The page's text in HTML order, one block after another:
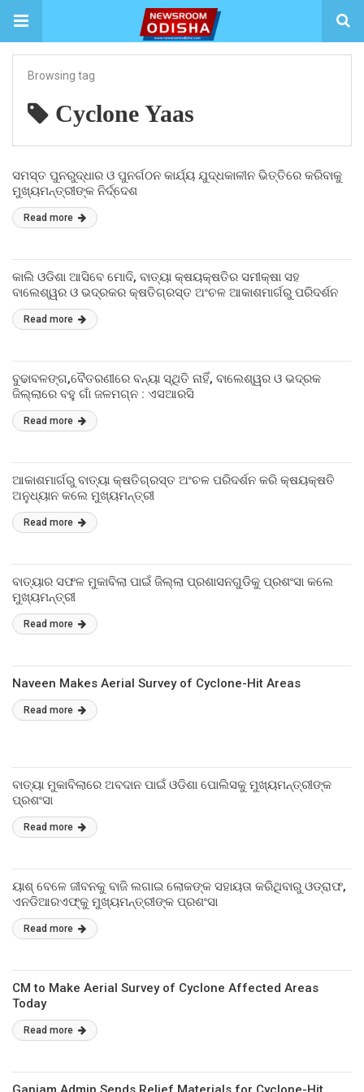
Browsing tag
Cyclone Yaas
ସମସ୍ତ ପୁନରୁଦ୍ଧାର ଓ ପୁନର୍ଗଠନ କାର୍ଯ୍ୟ ଯୁଦ୍ଧକାଳୀନ ଭିତ୍ତିରେ କରିବାକୁ
ମୁଖ୍ୟମନ୍ତ୍ରୀଙ୍କ ନିର୍ଦ୍ଦେଶ
Read more
କାଲି ଓଡିଶା ଆସିବେ ମୋଦି, ବାତ୍ୟା କ୍ଷୟକ୍ଷତିର ସମୀକ୍ଷା ସହ
ବାଲେଶ୍ୱର ଓ ଭଦ୍ରକର କ୍ଷତିଗ୍ରସ୍ତ ଅଂଚଳ ଆକାଶମାର୍ଗରୁ ପରିଦର୍ଶନ
Read more
ବୁଢାବଳଙ୍ଗ,ବୈତରଣୀରେ ବନ୍ୟା ସ୍ଥିତି ନାହିଁ, ବାଲେଶ୍ୱର ଓ ଭଦ୍ରକ
ଜିଲ୍ଲାରେ ବହୁ ଗାଁ ଜଳମଗ୍ନ : ଏସଆରସି
Read more
ଆକାଶମାର୍ଗରୁ ବାତ୍ୟା କ୍ଷତିଗ୍ରସ୍ତ ଅଂଚଳ ପରିଦର୍ଶନ କରି କ୍ଷୟକ୍ଷତି
ଅନୁଧ୍ୟାନ କଲେ ମୁଖ୍ୟମନ୍ତ୍ରୀ
Read more
ବାତ୍ୟାର ସଫଳ ମୁକାବିଲା ପାଇଁ ଜିଲ୍ଲା ପ୍ରଶାସନଗୁଡିକୁ ପ୍ରଶଂସା କଲେ
ମୁଖ୍ୟମନ୍ତ୍ରୀ
Read more
Naveen Makes Aerial Survey of Cyclone-Hit Areas
Read more
ବାତ୍ୟା ମୁକାବିଲାରେ ଅବଦାନ ପାଇଁ ଓଡିଶା ପୋଲିସକୁ ମୁଖ୍ୟମନ୍ତ୍ରୀଙ୍କ
ପ୍ରଶଂସା
Read more
ୟାଶ୍ ବେଳେ ଜୀବନକୁ ବାଜି ଲଗାଇ ଲୋକଙ୍କ ସହାୟତା କରିଥିବାରୁ ଓଡ୍ରାଫ,
ଏନଡିଆରଏଫ୍‌କୁ ମୁଖ୍ୟମନ୍ତ୍ରୀଙ୍କ ପ୍ରଶଂସା
Read more
CM to Make Aerial Survey of Cyclone Affected Areas
Today
Read more